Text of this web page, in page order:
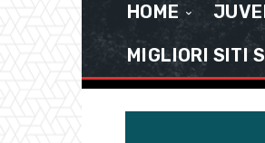
HOME
MIGLIORI SITI